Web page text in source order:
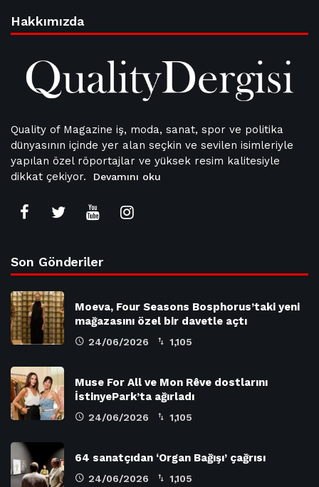
Hakkımızda
Quality of Magazine iş, moda, sanat, spor ve politika
dünyasının içinde yer alan seçkin ve sevilen isimleriyle
yapılan özel röportajlar ve yüksek resim kalitesiyle
dikkat çekiyor.
Devamını oku
Son Gönderiler
Moeva, Four Seasons Bosphorus’taki yeni
mağazasını özel bir davetle açtı
24/06/2026 1,105
Muse For All ve Mon Rêve dostlarını
İstinyePark’ta ağırladı
24/06/2026 1,105
64 sanatçıdan ‘Organ Bağışı’ çağrısı
24/06/2026 1,105